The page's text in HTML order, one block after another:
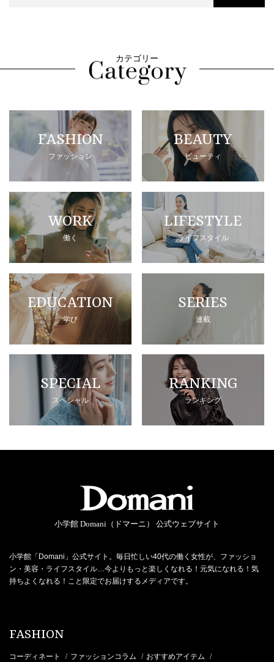
カテゴリー
FASHION
ファッション
BEAUTY
ビューティ
WORK
働く
LIFESTYLE
ライフスタイル
EDUCATION
学び
SERIES
連載
SPECIAL
スペシャル
RANKING
ランキング
小学館 Domani（ドマーニ） 公式ウェブサイト
小学館「Domani」公式サイト。毎日忙しい40代の働く女性が、ファッショ
ン・美容・ライフスタイル…今よりもっと楽しくなれる！元気になれる！気
持ちよくなれる！こと限定でお届けするメディアです。
FASHION
コーディネート / ファッションコラム / おすすめアイテム /